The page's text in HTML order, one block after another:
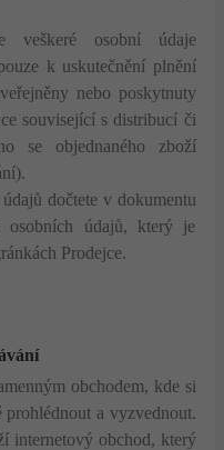
veškeré osobní údaje
k uskutečnění plnění
nebo poskytnuty
související s distribucí či
se objednaného zboží
dočtete v dokumentu
osobních údajů, který je
Prodejce.
obchodem, kde si
a vyzvednout.
internetový obchod, který